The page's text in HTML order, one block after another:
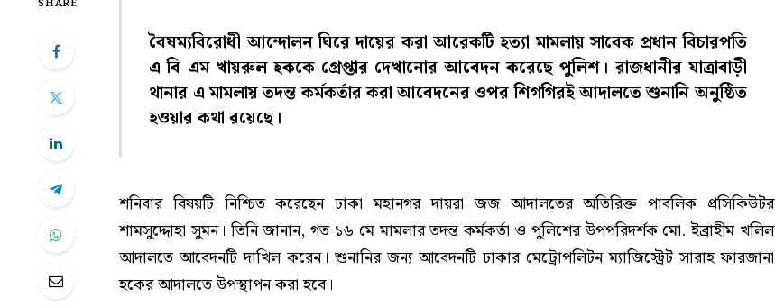
SHARE
বৈষম্যবিরোধী আন্দোলন ঘিরে দায়ের করা আরেকটি হত্যা মামলায় সাবেক প্রধান বিচারপতি
এ বি এম খায়রুল হককে গ্রেপ্তার দেখানোর আবেদন করেছে পুলিশ। রাজধানীর যাত্রাবাড়ী
থানার এ মামলায় তদন্ত কর্মকর্তার করা আবেদনের ওপর শিগগিরই আদালতে শুনানি অনুষ্ঠিত
হওয়ার কথা রয়েছে।
শনিবার বিষয়টি নিশ্চিত করেছেন ঢাকা মহানগর দায়রা জজ আদালতের অতিরিক্ত পাবলিক প্রসিকিউটর
শামসুদ্দোহা সুমন। তিনি জানান, গত ১৬ মে মামলার তদন্ত কর্মকর্তা ও পুলিশের উপপরিদর্শক মো. ইব্রাহীম খলিল
আদালতে আবেদনটি দাখিল করেন। শুনানির জন্য আবেদনটি ঢাকার মেট্রোপলিটন ম্যাজিস্ট্রেট সারাহ ফারজানা
হকের আদালতে উপস্থাপন করা হবে।